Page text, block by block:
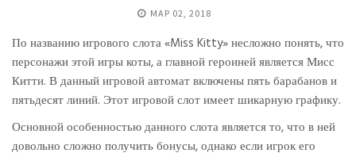
МАР 02, 2018
По названию игрового слота «Miss Kitty» несложно понять, что
персонажи этой игры коты, а главной героиней является Мисс
Китти. В данный игровой автомат включены пять барабанов и
пятьдесят линий. Этот игровой слот имеет шикарную графику.
Основной особенностью данного слота является то, что в ней
довольно сложно получить бонусы, однако если игрок его